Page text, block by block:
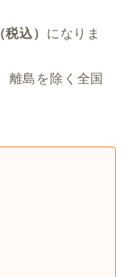
込） になりま
離島を除く全国